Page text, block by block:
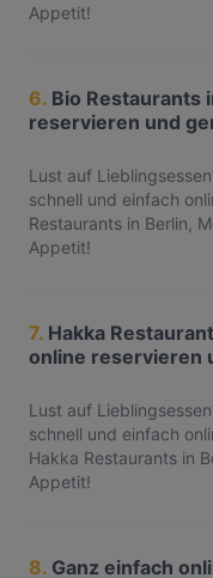
Appetit!
6. Bio Restaurants
reservieren und
Lust auf
schnell und einfach
Restaurants in Berlin,
Appetit!
7. Hakka
online reservieren
Lust auf
schnell und einfach
Hakka Restaurants in
Appetit!
8. Ganz einfach